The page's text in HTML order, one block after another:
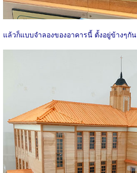
แล้วก็แบบจำลองของอาคารนี้ ตั้งอยู่ข้างๆกัน